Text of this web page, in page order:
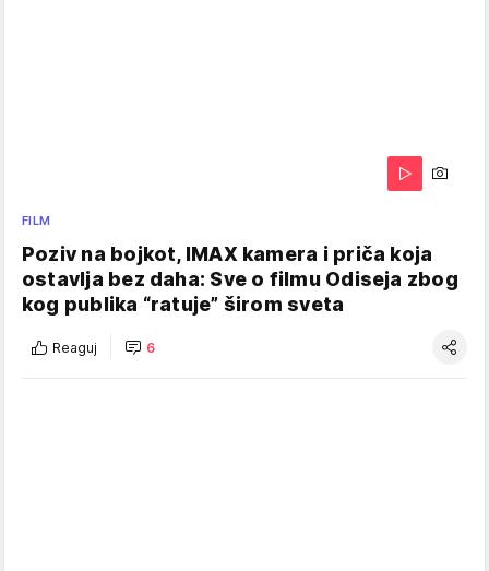
FILM
Poziv na bojkot, IMAX kamera i priča koja
ostavlja bez daha: Sve o filmu Odiseja zbog
kog publika “ratuje” širom sveta
Reaguj 6